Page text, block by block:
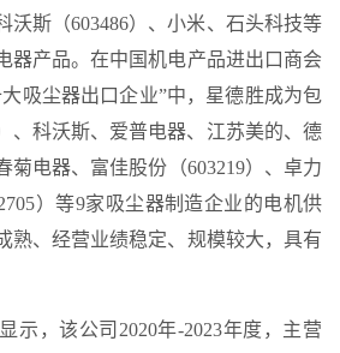
沃斯（603486）、小米、石头科技等
器产品。在中国机电产品进出口商会
吸尘器出口企业”中，星德胜成为包
、科沃斯、爱普电器、江苏美的、德
菊电器、富佳股份（603219）、卓力
）等9家吸尘器制造企业的电机供
熟、经营业绩稳定、规模较大，具有
示，该公司2020年-2023年度，主营